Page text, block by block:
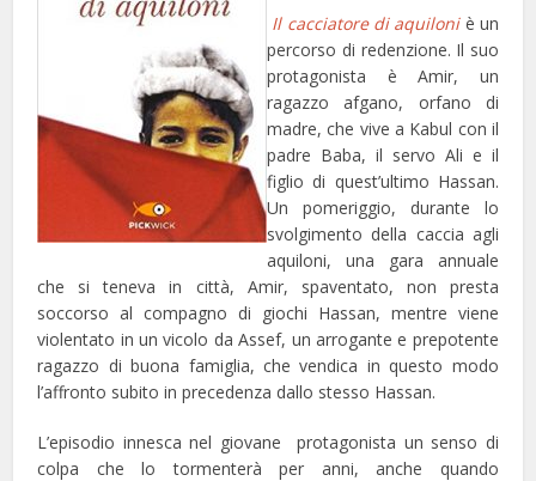
Il cacciatore di aquiloniè un
percorso di redenzione. Il suo
protagonista è Amir, un
ragazzo afgano, orfano di
madre, che vive a Kabul con il
padre Baba, il servo Ali e il
figlio di quest’ultimo Hassan.
Un pomeriggio, durante lo
svolgimento della caccia agli
aquiloni, una gara annuale
che si teneva in città, Amir, spaventato, non presta
soccorso al compagno di giochi Hassan, mentre viene
violentato in un vicolo da Assef, un arrogante e prepotente
ragazzo di buona famiglia, che vendica in questo modo
l’affronto subito in precedenza dallo stesso Hassan.
L’episodio innesca nel giovane protagonista un senso di
colpa che lo tormenterà per anni, anche quando